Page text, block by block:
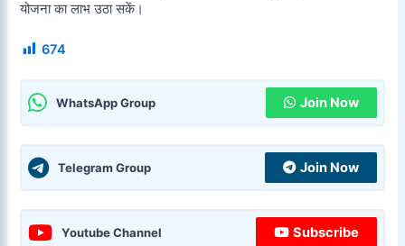
योजना का लाभ उठा सकें।
674
WhatsApp Group Join Now
Telegram Group Join Now
Youtube Channel Subscribe